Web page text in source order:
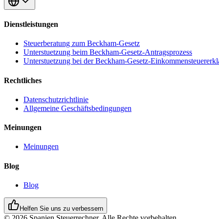
Dienstleistungen
Steuerberatung zum Beckham-Gesetz
Unterstuetzung beim Beckham-Gesetz-Antragsprozess
Unterstuetzung bei der Beckham-Gesetz-
Rechtliches
Datenschutzrichtlinie
Allgemeine Geschäftsbedingungen
Meinungen
Meinungen
Blog
Blog
Helfen Sie uns zu verbessern